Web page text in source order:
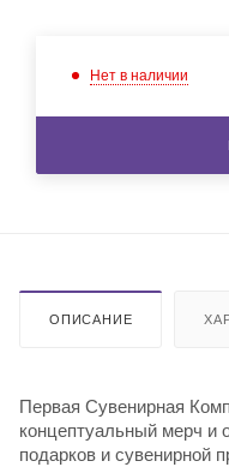
Нет в наличии
ОПИСАНИЕ
Первая Сувенирная
концептуальный мерч и
подарков и сувенирной